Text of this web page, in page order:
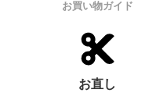
お買い物ガイド
お直し